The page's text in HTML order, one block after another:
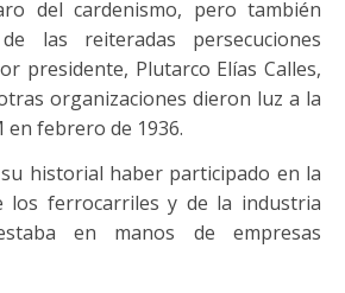
del cardenismo, pero también
las reiteradas persecuciones
presidente, Plutarco Elías Calles,
organizaciones dieron luz a la
en febrero de 1936.
historial haber participado en la
los ferrocarriles y de la industria
en manos de empresas